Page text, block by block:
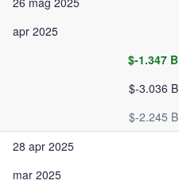
apr 2025
$-1.347 B
$-3.036 B
$-2.245 B
28 apr 2025
mar 2025